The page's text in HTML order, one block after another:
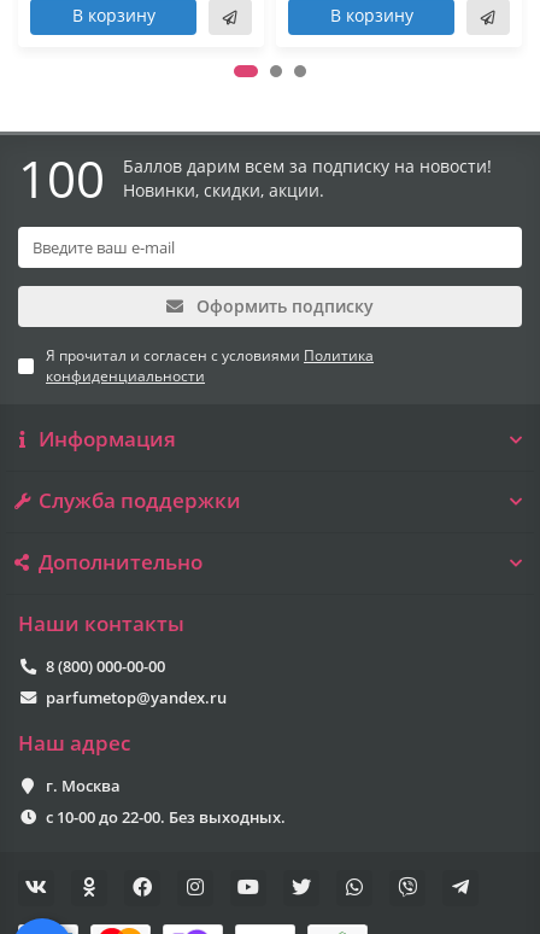
В корзину В корзину
100
Баллов дарим всем за подписку на новости!
Новинки, скидки, акции.
Оформить подписку
Я прочитал и согласен с условиями Политика
конфиденциальности
Информация
Служба поддержки
Дополнительно
Наши контакты
8 (800) 000-00-00
parfumetop@yandex.ru
Наш адрес
г. Москва
с 10-00 до 22-00. Без выходных.